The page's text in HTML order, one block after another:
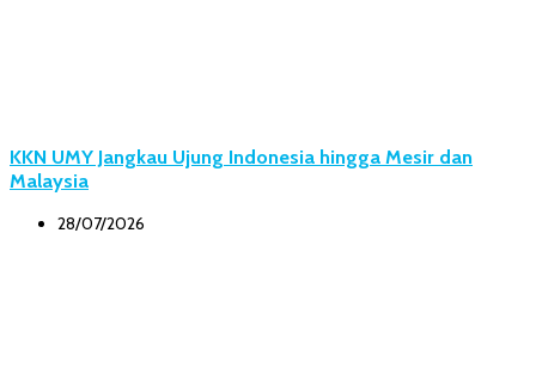
KKN UMY Jangkau Ujung Indonesia hingga Mesir dan
Malaysia
28/07/2026